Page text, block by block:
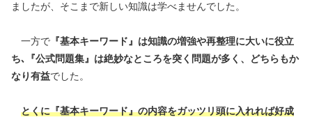
ましたが、そこまで新しい知識は学べませんでした。
一方で 『基本キーワード』は知識の増強や再整理に大いに役立
ち､『公式問題集』は絶妙なところを突く問題が多く、どちらもか
なり有益でした。
とくに『基本キーワード』の内容をガッツリ頭に入れれば好成